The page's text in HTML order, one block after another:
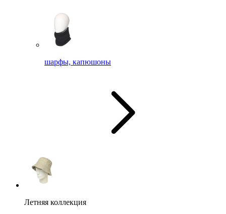
шарфы, капюшоны
Летняя коллекция